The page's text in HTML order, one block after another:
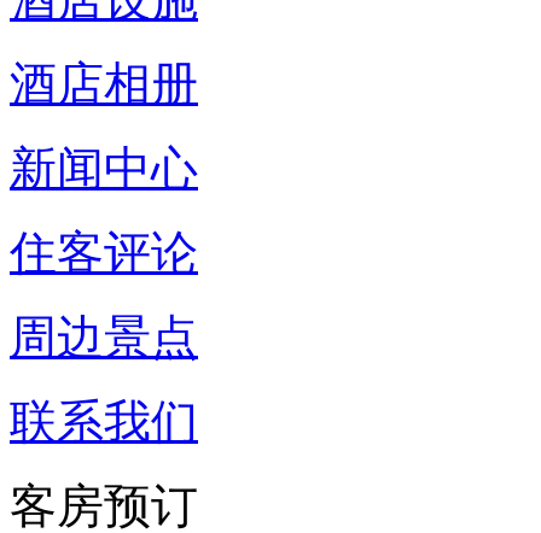
酒店相册
新闻中心
住客评论
周边景点
联系我们
客房预订